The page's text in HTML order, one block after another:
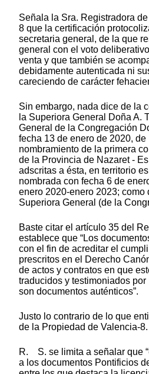
Señala la Sra. Registradora
8 que la certificación
secretaria general, de la que
general con el voto
venta y que también se
debidamente autenticada ni
careciendo de carácter
Sin embargo, nada dice de la
la Superiora General Doña A.
General de la Congregación
fecha 13 de enero de 2020, de
nombramiento de la primera
de la Provincia de Nazaret -
adscritas a ésta, en territorio
nombrada con fecha 6 de
enero 2020-enero 2023; como
Superiora General (de la
Baste citar el artículo 35 del
establece que “Los
con el fin de acreditar el
prescritos en el Derecho
de actos y contratos en que
traducidos y testimoniados
son documentos auténticos”.
Justo lo contrario de lo que
de la Propiedad de Valencia-8.
R. S. se limita a señalar que
a los documentos Pontificios